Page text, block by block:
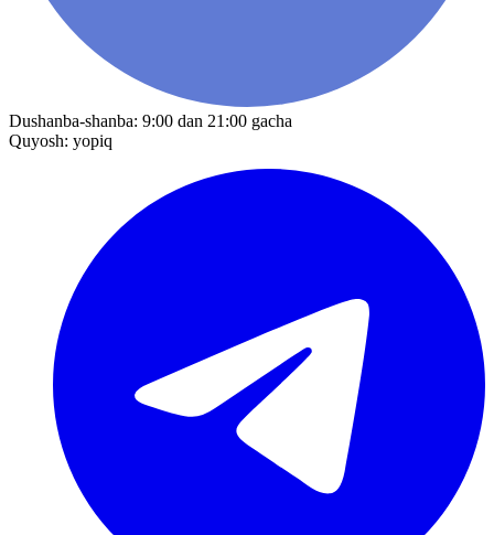
Dushanba-shanba: 9:00 dan 21:00 gacha
Quyosh: yopiq